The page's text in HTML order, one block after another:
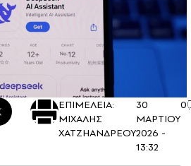
ΕΠΙΜΕΛΕΙΑ:
ΜΙΧΑΛΗΣ
ΧΑΤΖΗΑΝΔΡΕΟΥ
30
ΜΑΡΤΙΟΥ
2026 -
13:32
0